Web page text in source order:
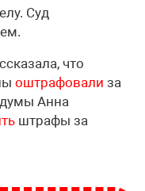
Суд
что
оштрафовали за
Анна
штрафы за